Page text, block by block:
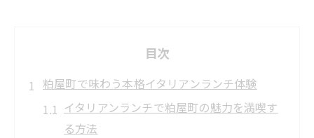
目次
粕屋町で味わう本格イタリアンランチ体験
イタリアンランチで粕屋町の魅力を満喫す
る方法